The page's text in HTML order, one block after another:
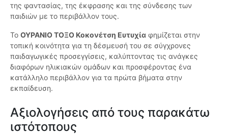
της φαντασίας, της έκφρασης και της σύνδεσης των
παιδιών με το περιβάλλον τους.
Το ΟΥΡΑΝΙΟ ΤΟΞΟ Κοκονέτση Ευτυχία φημίζεται στην
τοπική κοινότητα για τη δέσμευσή του σε σύγχρονες
παιδαγωγικές προσεγγίσεις, καλύπτοντας τις ανάγκες
διαφόρων ηλικιακών ομάδων και προσφέροντας ένα
κατάλληλο περιβάλλον για τα πρώτα βήματα στην
εκπαίδευση.
Αξιολογήσεις από τους παρακάτω
ιστότοπους